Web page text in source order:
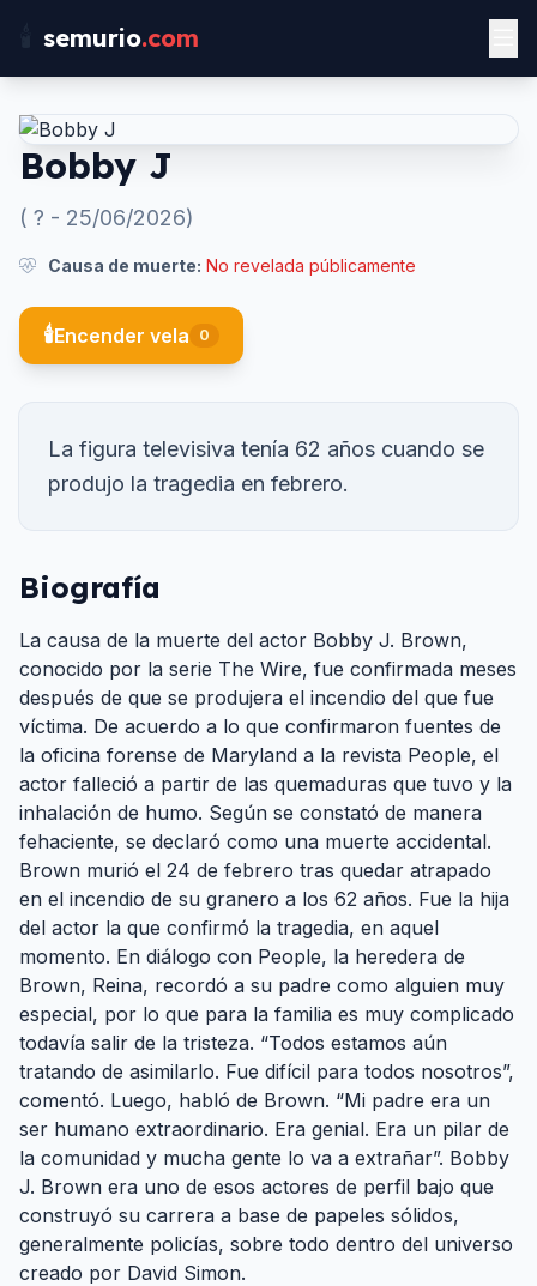
semurio.com
Bobby J
( ? - 25/06/2026)
Causa de muerte: No revelada públicamente
🕯️Encender vela 0
La figura televisiva tenía 62 años cuando se
produjo la tragedia en febrero.
Biografía
La causa de la muerte del actor Bobby J. Brown,
conocido por la serie The Wire, fue confirmada meses
después de que se produjera el incendio del que fue
víctima. De acuerdo a lo que confirmaron fuentes de
la oficina forense de Maryland a la revista People, el
actor falleció a partir de las quemaduras que tuvo y la
inhalación de humo. Según se constató de manera
fehaciente, se declaró como una muerte accidental.
Brown murió el 24 de febrero tras quedar atrapado
en el incendio de su granero a los 62 años. Fue la hija
del actor la que confirmó la tragedia, en aquel
momento. En diálogo con People, la heredera de
Brown, Reina, recordó a su padre como alguien muy
especial, por lo que para la familia es muy complicado
todavía salir de la tristeza. “Todos estamos aún
tratando de asimilarlo. Fue difícil para todos nosotros”,
comentó. Luego, habló de Brown. “Mi padre era un
ser humano extraordinario. Era genial. Era un pilar de
la comunidad y mucha gente lo va a extrañar”. Bobby
J. Brown era uno de esos actores de perfil bajo que
construyó su carrera a base de papeles sólidos,
generalmente policías, sobre todo dentro del universo
creado por David Simon.